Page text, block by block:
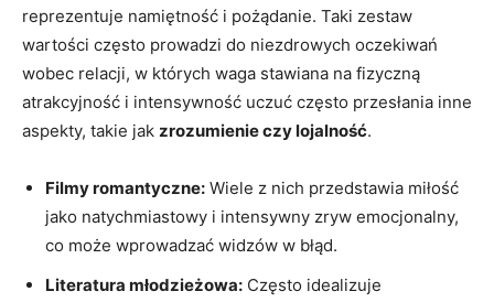
reprezentuje namiętność i pożądanie. Taki zestaw
wartości często prowadzi do niezdrowych oczekiwań
wobec relacji, w których waga stawiana na fizyczną
atrakcyjność i intensywność uczuć często przesłania inne
aspekty, takie jak zrozumienie czy lojalność.
Filmy romantyczne: Wiele z nich przedstawia miłość
jako natychmiastowy i intensywny zryw emocjonalny,
co może wprowadzać widzów w błąd.
Literatura młodzieżowa: Często idealizuje